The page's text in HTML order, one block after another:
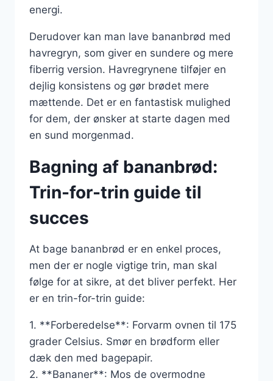
energi.
Derudover kan man lave bananbrød med
havregryn, som giver en sundere og mere
fiberrig version. Havregrynene tilføjer en
dejlig konsistens og gør brødet mere
mættende. Det er en fantastisk mulighed
for dem, der ønsker at starte dagen med
en sund morgenmad.
Bagning af bananbrød:
Trin-for-trin guide til
succes
At bage bananbrød er en enkel proces,
men der er nogle vigtige trin, man skal
følge for at sikre, at det bliver perfekt. Her
er en trin-for-trin guide:
1. **Forberedelse**: Forvarm ovnen til 175
grader Celsius. Smør en brødform eller
dæk den med bagepapir.
2. **Bananer**: Mos de overmodne